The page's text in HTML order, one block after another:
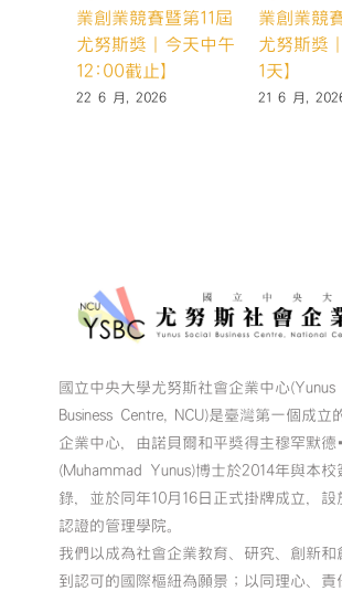
業創業競賽暨第11屆
尤努斯獎｜今天中午
12:00截止】
22 6 月, 2026
業創業競
尤努斯獎
1天】
21 6 月,
國立中央大學尤努斯社會企業中心(Yunus
Business Centre, NCU)是臺灣第一個成立
企業中心，由諾貝爾和平獎得主穆罕默
(Muhammad Yunus)博士於2014年與本校
錄，並於同年10月16日正式掛牌成立，設
認證的管理學院。
我們以成為社會企業教育、研究、創新和
到認可的國際樞紐為願景；以同理心、責